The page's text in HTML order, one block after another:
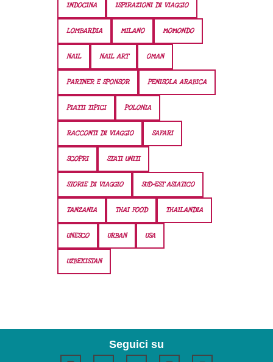
INDOCINA ISPIRAZIONI DI VIAGGIO
LOMBARDIA MILANO MOMONDO
NAIL NAIL ART OMAN
PARTNER E SPONSOR PENISOLA ARABICA
PIATTI TIPICI POLONIA
RACCONTI DI VIAGGIO SAFARI
SCOPRI STATI UNITI
STORIE DI VIAGGIO SUD-EST ASIATICO
TANZANIA THAI FOOD THAILANDIA
UNESCO URBAN USA
UZBEKISTAN
Seguici su